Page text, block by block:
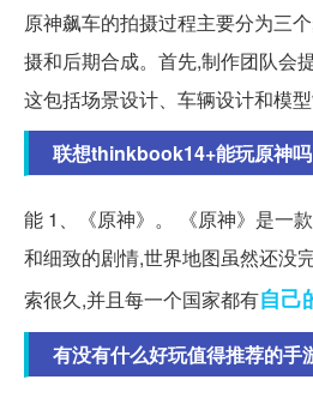
原神飙车的拍摄过程主要分为三
摄和后期合成。首先,制作团队会
这包括场景设计、车辆设计和模型
联想thinkbook14+能玩原神
能 1、《原神》。 《原神》是一
和细致的剧情,世界地图虽然还没
索很久,并且每一个国家都有自己
有没有什么好玩值得推荐的手